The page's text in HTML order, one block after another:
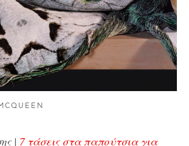
| 7 τάσεις στα παπούτσια για